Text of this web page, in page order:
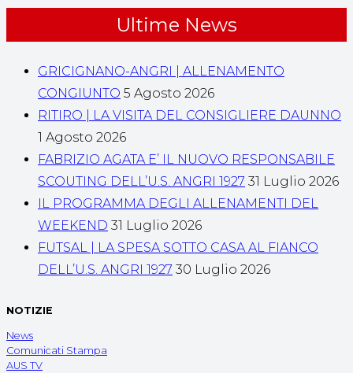
Ultime News
GRICIGNANO-ANGRI | ALLENAMENTO
CONGIUNTO 5 Agosto 2026
RITIRO | LA VISITA DEL CONSIGLIERE DAUNNO
1 Agosto 2026
FABRIZIO AGATA E’ IL NUOVO RESPONSABILE
SCOUTING DELL’U.S. ANGRI 1927 31 Luglio 2026
IL PROGRAMMA DEGLI ALLENAMENTI DEL
WEEKEND 31 Luglio 2026
FUTSAL | LA SPESA SOTTO CASA AL FIANCO
DELL’U.S. ANGRI 1927 30 Luglio 2026
NOTIZIE
News
Comunicati Stampa
AUS TV